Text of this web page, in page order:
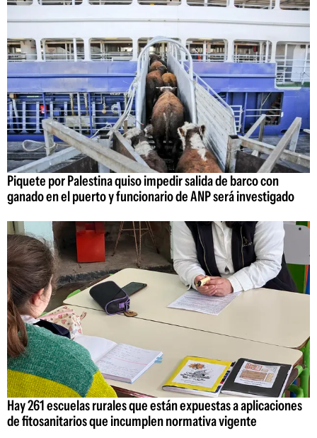
Piquete por Palestina quiso impedir salida de barco con
ganado en el puerto y funcionario de ANP será investigado
Hay 261 escuelas rurales que están expuestas a aplicaciones
de fitosanitarios que incumplen normativa vigente